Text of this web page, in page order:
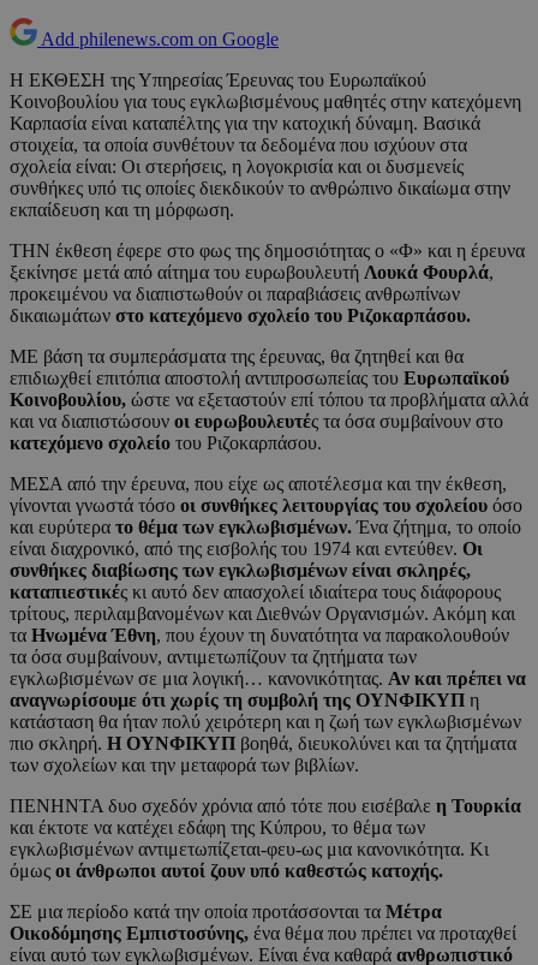
Add philenews.com on Google
Η ΕΚΘΕΣΗ της Υπηρεσίας Έρευνας του Ευρωπαϊκού
Κοινοβουλίου για τους εγκλωβισμένους μαθητές στην κατεχόμενη
Καρπασία είναι καταπέλτης για την κατοχική δύναμη. Βασικά
στοιχεία, τα οποία συνθέτουν τα δεδομένα που ισχύουν στα
σχολεία είναι: Οι στερήσεις, η λογοκρισία και οι δυσμενείς
συνθήκες υπό τις οποίες διεκδικούν το ανθρώπινο δικαίωμα στην
εκπαίδευση και τη μόρφωση.
ΤΗΝ έκθεση έφερε στο φως της δημοσιότητας ο «Φ» και η έρευνα
ξεκίνησε μετά από αίτημα του ευρωβουλευτή Λουκά Φουρλά,
προκειμένου να διαπιστωθούν οι παραβιάσεις ανθρωπίνων
δικαιωμάτων στο κατεχόμενο σχολείο του Ριζοκαρπάσου.
ΜΕ βάση τα συμπεράσματα της έρευνας, θα ζητηθεί και θα
επιδιωχθεί επιτόπια αποστολή αντιπροσωπείας του Ευρωπαϊκού
Κοινοβουλίου, ώστε να εξεταστούν επί τόπου τα προβλήματα αλλά
και να διαπιστώσουν οι ευρωβουλευτές τα όσα συμβαίνουν στο
κατεχόμενο σχολείο του Ριζοκαρπάσου.
ΜΕΣΑ από την έρευνα, που είχε ως αποτέλεσμα και την έκθεση,
γίνονται γνωστά τόσο οι συνθήκες λειτουργίας του σχολείου όσο
και ευρύτερα το θέμα των εγκλωβισμένων.Ένα ζήτημα, το οποίο
είναι διαχρονικό, από της εισβολής του 1974 και εντεύθεν. Οι
συνθήκες διαβίωσης των εγκλωβισμένων είναι σκληρές,
καταπιεστικές κι αυτό δεν απασχολεί ιδιαίτερα τους διάφορους
τρίτους, περιλαμβανομένων και Διεθνών Οργανισμών. Ακόμη και
τα Ηνωμένα Έθνη, που έχουν τη δυνατότητα να παρακολουθούν
τα όσα συμβαίνουν, αντιμετωπίζουν τα ζητήματα των
εγκλωβισμένων σε μια λογική… κανονικότητας. Αν και πρέπει να
αναγνωρίσουμε ότι χωρίς τη συμβολή της ΟΥΝΦΙΚΥΠ η
κατάσταση θα ήταν πολύ χειρότερη και η ζωή των εγκλωβισμένων
πιο σκληρή. Η ΟΥΝΦΙΚΥΠ βοηθά, διευκολύνει και τα ζητήματα
των σχολείων και την μεταφορά των βιβλίων.
ΠΕΝΗΝΤΑ δυο σχεδόν χρόνια από τότε που εισέβαλε η Τουρκία
και έκτοτε να κατέχει εδάφη της Κύπρου, το θέμα των
εγκλωβισμένων αντιμετωπίζεται-φευ-ως μια κανονικότητα. Κι
όμως οι άνθρωποι αυτοί ζουν υπό καθεστώς κατοχής.
ΣΕ μια περίοδο κατά την οποία προτάσσονται τα Μέτρα
Οικοδόμησης Εμπιστοσύνης, ένα θέμα που πρέπει να προταχθεί
είναι αυτό των εγκλωβισμένων. Είναι ένα καθαρά ανθρωπιστικό